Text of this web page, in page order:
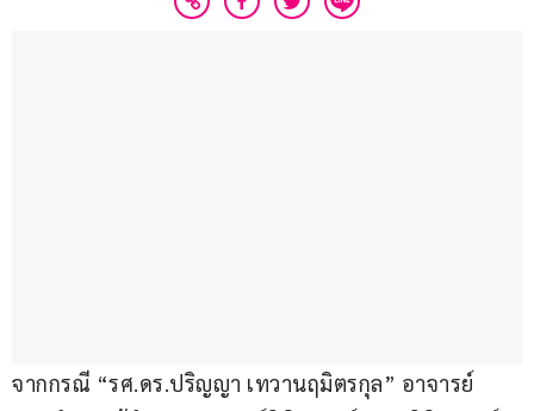
จากกรณี “รศ.ดร.ปริญญา เทวานฤมิตรกุล” อาจารย์